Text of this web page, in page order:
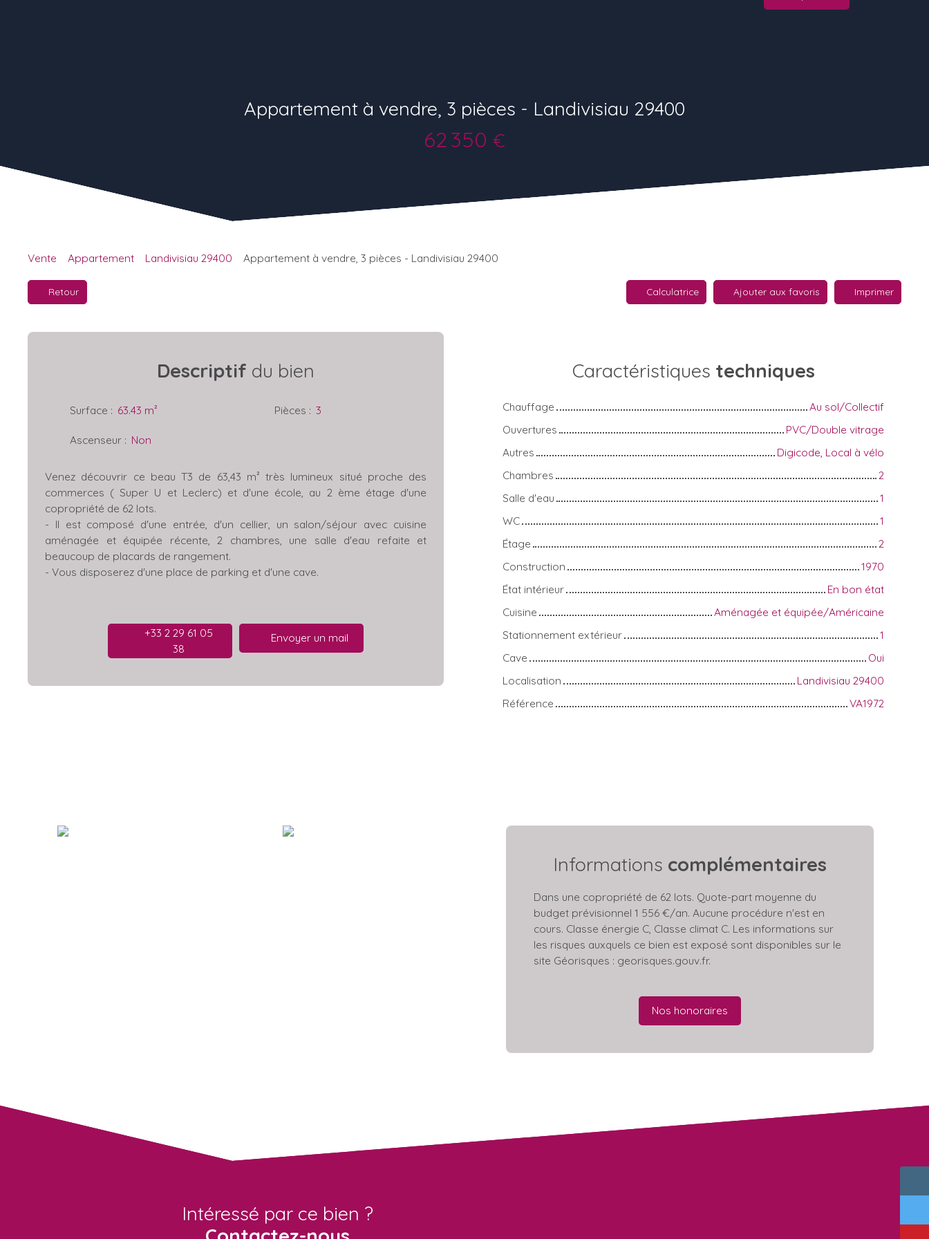
Appartement à vendre, 3 pièces - Landivisiau 29400
62 350 €
Vente Appartement Landivisiau 29400 Appartement à vendre, 3 pièces - Landivisiau 29400
Retour Calculatrice Ajouter aux favoris Imprimer
Descriptif du bien
Surface : 63.43 m² Pièces : 3
Ascenseur : Non
Venez découvrir ce beau T3 de 63,43 m² très lumineux situé proche des
commerces ( Super U et Leclerc) et d'une école, au 2 ème étage d'une
copropriété de 62 lots.
- Il est composé d'une entrée, d'un cellier, un salon/séjour avec cuisine
aménagée et équipée récente, 2 chambres, une salle d'eau refaite et
beaucoup de placards de rangement.
- Vous disposerez d'une place de parking et d'une cave.
+33 2 29 61 05
38
Envoyer un mail
Caractéristiques techniques
Chauffage
Au sol/Collectif
Ouvertures
PVC/Double vitrage
Autres
Digicode, Local à vélo
Chambres
2
Salle d'eau
1
WC
1
Étage
2
Construction
1970
État intérieur
En bon état
Cuisine
Aménagée et équipée/Américaine
Stationnement extérieur
1
Cave
Oui
Localisation
Landivisiau 29400
Référence
VA1972
Informations complémentaires
Dans une copropriété de 62 lots. Quote-part moyenne du
budget prévisionnel 1 556 €/an. Aucune procédure n'est en
cours. Classe énergie C, Classe climat C. Les informations sur
les risques auxquels ce bien est exposé sont disponibles sur le
site Géorisques : georisques.gouv.fr.
Nos honoraires
Intéressé par ce bien ?